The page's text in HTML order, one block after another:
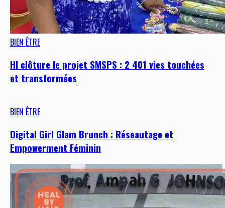
BIEN ÊTRE
HI clôture le projet SMSPS : 2 401 vies touchées
et transformées
BIEN ÊTRE
Digital Girl Glam Brunch : Réseautage et
Empowerment Féminin